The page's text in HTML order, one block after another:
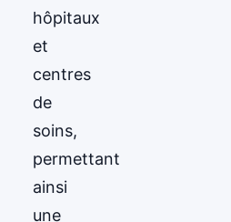
hôpitaux
et
centres
de
soins,
permettant
ainsi
une